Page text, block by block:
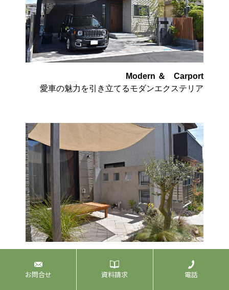
Modern ＆ Carport
愛車の魅力を引き立てるモダンエクステリア
グレーを基調とした大人シックガーデン
お問合せ 資料請求 電話